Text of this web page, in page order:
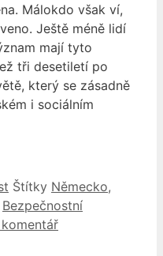
Málokdo však ví,
Ještě méně lidí
mají tyto
tři desetiletí po
který se zásadně
i sociálním
Štítky Německo,
Bezpečnostní